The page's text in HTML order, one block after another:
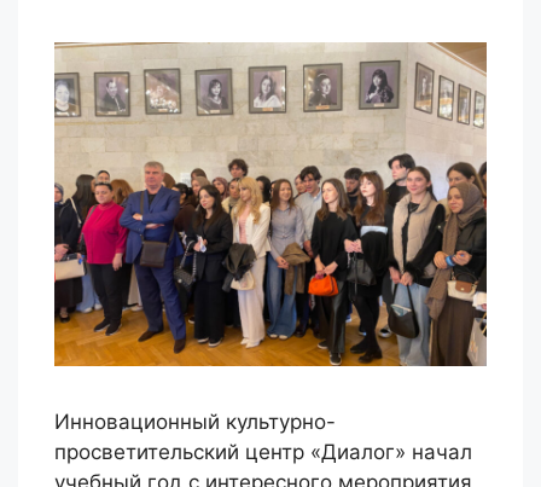
Инновационный культурно-
просветительский центр «Диалог» начал